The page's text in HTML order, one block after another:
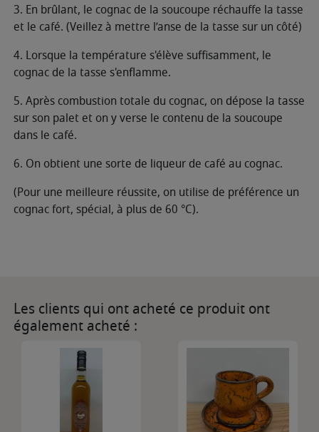
3. En brûlant, le cognac de la soucoupe réchauffe la tasse
et le café. (Veillez à mettre l’anse de la tasse sur un côté)
4. Lorsque la température s'élève suffisamment, le
cognac de la tasse s'enflamme.
5. Après combustion totale du cognac, on dépose la tasse
sur son palet et on y verse le contenu de la soucoupe
dans le café.
6. On obtient une sorte de liqueur de café au cognac.
(Pour une meilleure réussite, on utilise de préférence un
cognac fort, spécial, à plus de 60 °C).
Les clients qui ont acheté ce produit ont
également acheté :